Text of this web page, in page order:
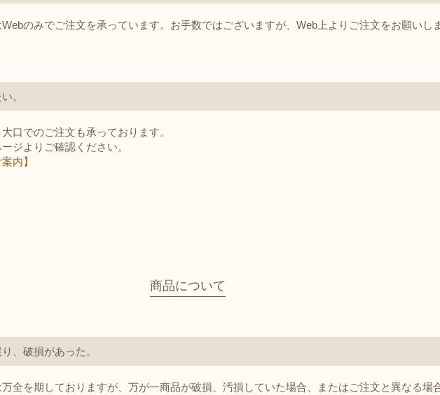
のみでご注文を承っています。お手数ではございますが、Web上よりご注文をお願いし
。
口でのご注文も承っております。
ジよりご確認ください。
内】
商品について
、破損があった。
全を期しておりますが、万が一商品が破損、汚損していた場合、またはご注文と異なる場